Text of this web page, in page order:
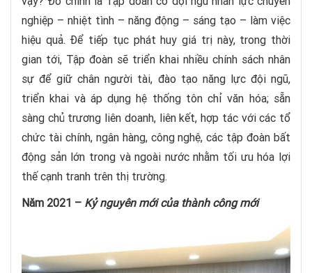
nghiệp – nhiệt tình – năng động – sáng tạo – làm việc
hiệu quả. Để tiếp tục phát huy giá trị này, trong thời
gian tới, Tập đoàn sẽ triển khai nhiều chính sách nhân
sự để giữ chân người tài, đào tạo năng lực đội ngũ,
triển khai và áp dụng hệ thống tôn chỉ văn hóa; sẵn
sàng chủ trương liên doanh, liên kết, hợp tác với các tổ
chức tài chính, ngân hàng, công nghệ, các tập đoàn bất
động sản lớn trong và ngoài nước nhằm tối ưu hóa lợi
thế cạnh tranh trên thị trường.
Năm 2021 – Kỷ nguyên mới của thành công mới